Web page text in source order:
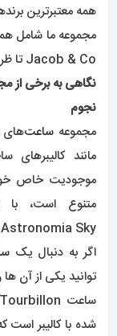
همه معتبرترین
مجموعه ما شامل
Jacob & Co تا ظریف ترین
نگاهی به برخی از
نجوم
مجموعه ساعت‌
مانند
Astronomia Sky و Astronomia Solar.
اگر به دنبال یک
توانید یکی از آن ها
شده با کالیبر است